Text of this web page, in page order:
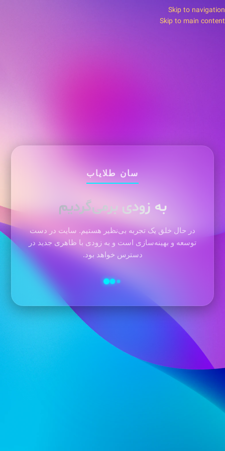
Skip to navigation
Skip to main content
سان طلایاب
به زودی برمی‌گردیم
در حال خلق یک تجربه بی‌نظیر هستیم. سایت در دست
توسعه و بهینه‌سازی است و به زودی با ظاهری جدید در
دسترس خواهد بود.